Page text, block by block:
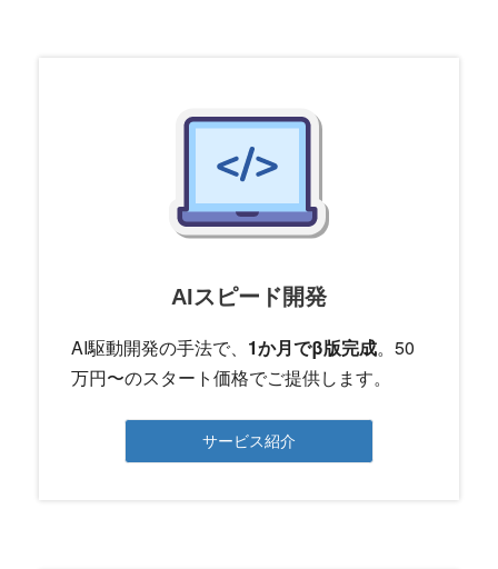
AIスピード開発
AI駆動開発の手法で、 1か月でβ版完成。50
万円〜のスタート価格でご提供します。
サービス紹介